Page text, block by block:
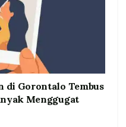
di Gorontalo Tembus
Menggugat